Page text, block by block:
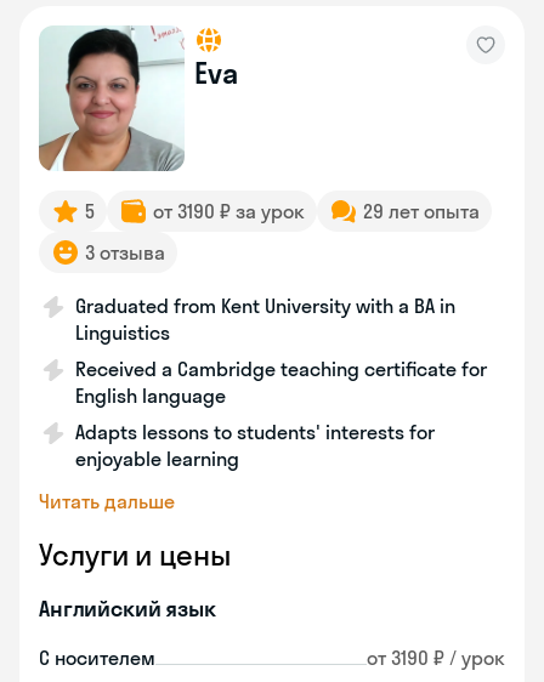
Eva
5 от 3190 ₽ за урок
29 лет опыта
3 отзыва
Graduated from Kent University with a BA in
Linguistics
Received a Cambridge teaching certificate for
English language
Adapts lessons to students' interests for
enjoyable learning
Читать дальше
Услуги и цены
Английский язык
С носителем от 3190 ₽ / урок